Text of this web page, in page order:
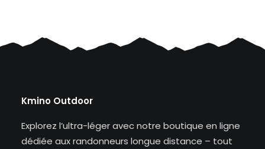
Kmino Outdoor
Explorez l’ultra-léger avec notre boutique en ligne
dédiée aux randonneurs longue distance – tout